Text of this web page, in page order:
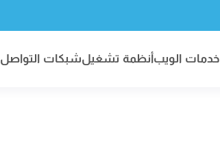
خدمات الويبأنظمة تشغيلشبكات التواصل